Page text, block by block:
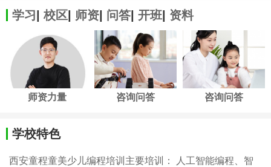
学习 校区 师资 问答 开班 资料
师资力量 咨询问答 咨询问答
学校特色
西安童程童美少儿编程培训主要培训： 人工智能编程、智